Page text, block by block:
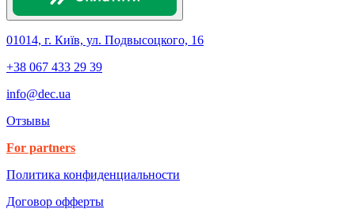
01014, г. Київ, ул. Подвысоцкого, 16
+38 067 433 29 39
info@dec.ua
Отзывы
For partners
Политика конфиденциальности
Договор офферты